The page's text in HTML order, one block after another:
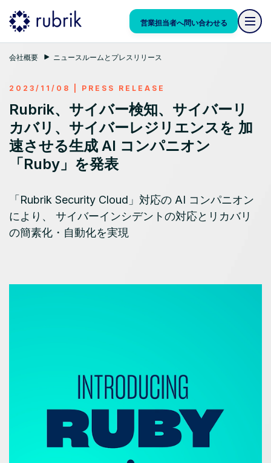
営業担当者へ問い合わせる
会社概要 ニュースルームとプレスリリース
2023/11/08 PRESS RELEASE
Rubrik、サイバー検知、サイバーリ
カバリ、サイバーレジリエンスを 加
速させる生成 AI コンパニオン
「Ruby」を発表
「Rubrik Security Cloud」対応の AI コンパニオン
により、 サイバーインシデントの対応とリカバリ
の簡素化・自動化を実現